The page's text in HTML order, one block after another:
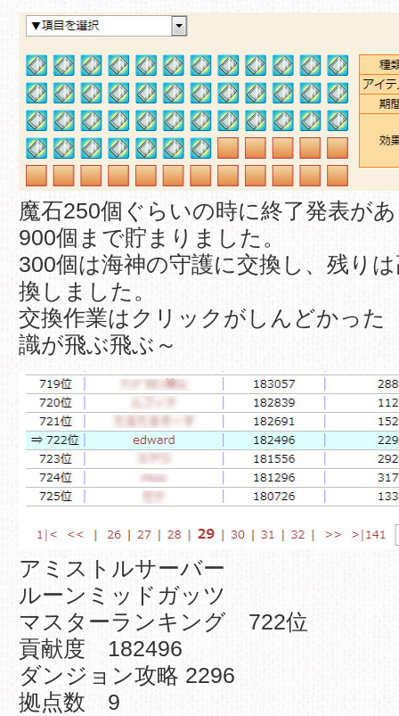
魔石250個ぐらいの時に終了発表が
900個まで貯まりました。
300個は海神の守護に交換し、残り
換しました。
交換作業はクリックがしんどかっ
識が飛ぶ飛ぶ～
アミストルサーバー
ルーンミッドガッツ
マスターランキング 722位
貢献度 182496
ダンジョン攻略 2296
拠点数 9